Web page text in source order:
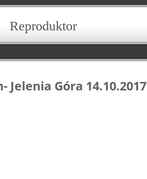
Reproduktor
Jelenia Góra 14.10.2017